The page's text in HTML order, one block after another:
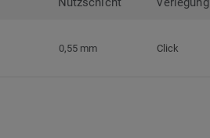
0,55 mm Click